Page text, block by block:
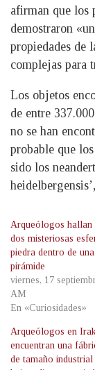
afirman que los
demostraron
propiedades de
complejas para
Los objetos
de entre
no se han
probable que
sido los
Arqueólogos hallan
dos misteriosas
piedra dentro de
pirámide
viernes, 17
AM
En «Curiosidades»
Arqueólogos en Irak
encuentran una
de tamaño industrial